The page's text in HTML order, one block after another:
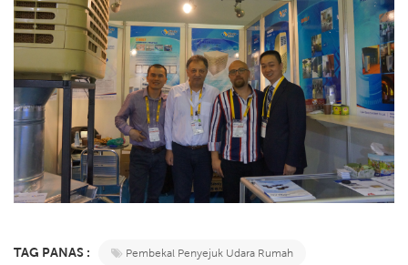
TAG PANAS :
Pembekal Penyejuk Udara Rumah